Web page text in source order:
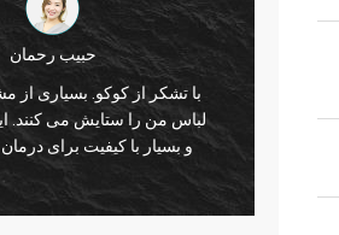
مارکو گالتی
شما همیشه برای من کار
قفسه نمایش پنجره
شده است. پس از نصب، ما
شما ارسال خواهیم کرد. خیلی
منظم به نظر می رسد. و من